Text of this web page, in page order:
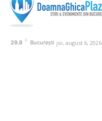
29.8 C București joi, august 6, 2026